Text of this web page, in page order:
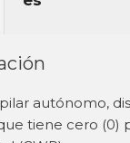
autónomo,
tiene cero (0)